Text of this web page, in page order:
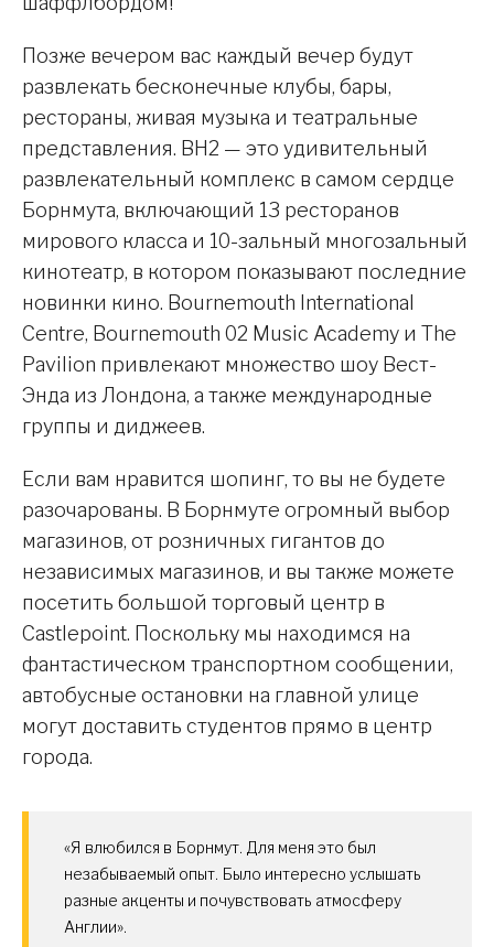
Позже вечером вас каждый вечер будут
развлекать бесконечные клубы, бары,
рестораны, живая музыка и театральные
представления. BH2 — это удивительный
развлекательный комплекс в самом сердце
Борнмута, включающий 13 ресторанов
мирового класса и 10-зальный многозальный
кинотеатр, в котором показывают последние
новинки кино. Bournemouth International
Centre, Bournemouth 02 Music Academy и The
Pavilion привлекают множество шоу Вест-
Энда из Лондона, а также международные
группы и диджеев.
Если вам нравится шопинг, то вы не будете
разочарованы. В Борнмуте огромный выбор
магазинов, от розничных гигантов до
независимых магазинов, и вы также можете
посетить большой торговый центр в
Castlepoint. Поскольку мы находимся на
фантастическом транспортном сообщении,
автобусные остановки на главной улице
могут доставить студентов прямо в центр
города.
«Я влюбился в Борнмут. Для меня это был
незабываемый опыт. Было интересно услышать
разные акценты и почувствовать атмосферу
Англии».